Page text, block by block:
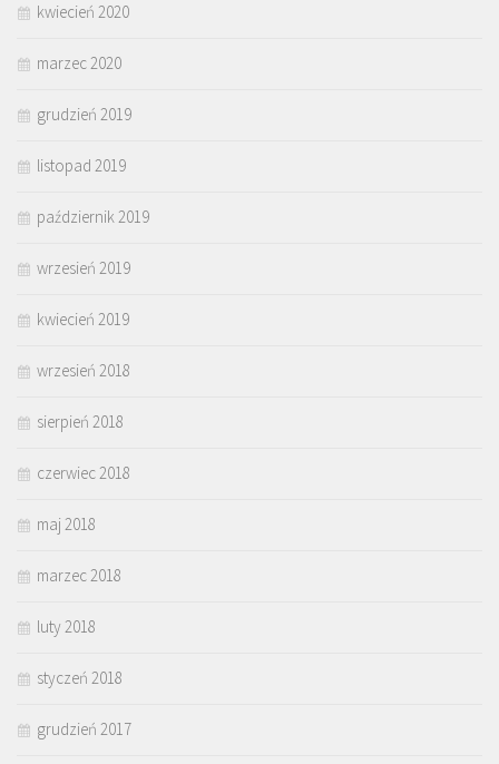
kwiecień 2020
marzec 2020
grudzień 2019
listopad 2019
październik 2019
wrzesień 2019
kwiecień 2019
wrzesień 2018
sierpień 2018
czerwiec 2018
maj 2018
marzec 2018
luty 2018
styczeń 2018
grudzień 2017